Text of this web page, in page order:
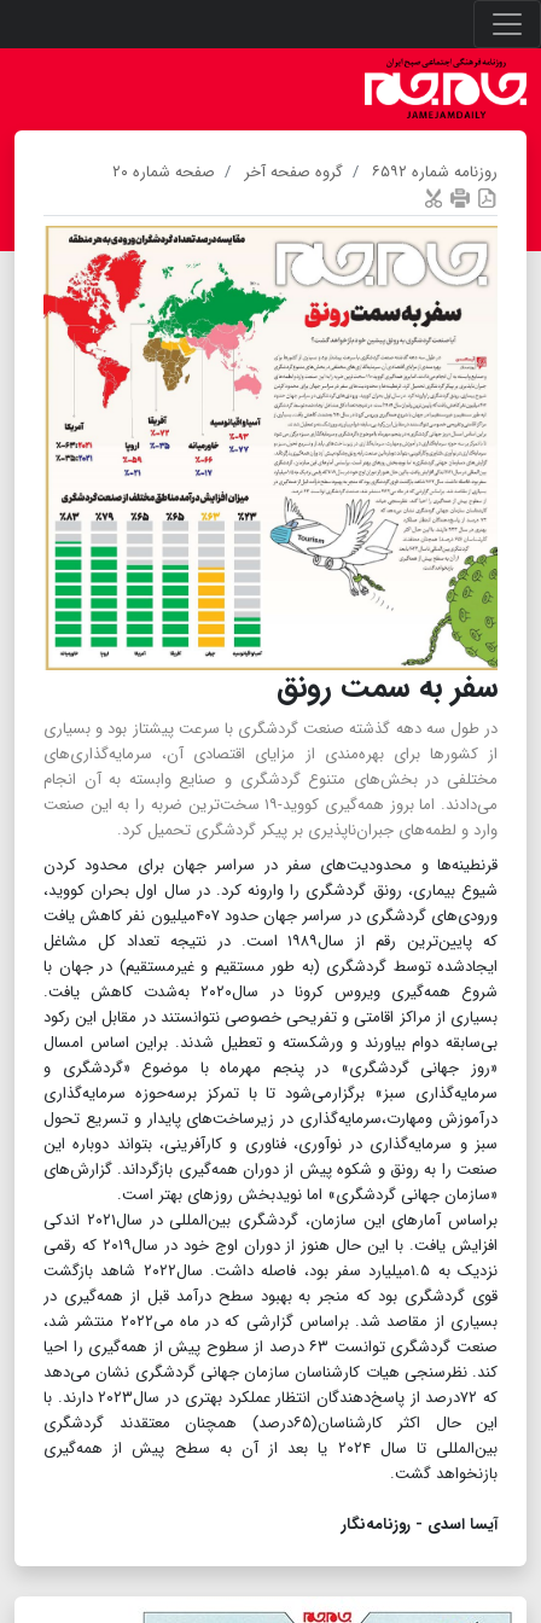
روزنامه شماره ۶۵۹۲ گروه صفحه آخر صفحه شماره ۲۰
سفر به سمت رونق
در طول سه دهه گذشته صنعت گردشگری با سرعت پیشتاز بود و بسیاری
از کشورها برای بهره‌مندی از مزایای اقتصادی آن، سرمایه‌گذاری‌های
مختلفی در بخش‌های متنوع گردشگری و صنایع وابسته به آن انجام
می‌دادند. اما بروز همه‌گیری کووید-۱۹ سخت‌ترین ضربه را به این صنعت
وارد و لطمه‌های جبران‌ناپذیری بر پیکر گردشگری تحمیل کرد.
قرنطینه‌ها و محدودیت‌های سفر در سراسر جهان برای محدود کردن
شیوع بیماری، رونق گردشگری را وارونه کرد. در سال اول بحران کووید،
ورودی‌های گردشگری در سراسر جهان حدود ۴۰۷میلیون نفر کاهش یافت
که پایین‌ترین رقم از سال۱۹۸۹ است. در نتیجه تعداد کل مشاغل
ایجادشده توسط گردشگری (به طور مستقیم و غیرمستقیم) در جهان با
شروع همه‌گیری ویروس کرونا در سال۲۰۲۰ به‌شدت کاهش یافت.
بسیاری از مراکز اقامتی و تفریحی خصوصی نتوانستند در مقابل این رکود
بی‌سابقه دوام بیاورند و ورشکسته و تعطیل شدند. براین اساس امسال
«روز جهانی گردشگری» در پنجم مهرماه با موضوع «گردشگری و
سرمایه‌گذاری سبز» برگزارمی‌شود تا با تمرکز برسه‌حوزه سرمایه‌گذاری
درآموزش ومهارت،سرمایه‌گذاری در زیرساخت‌های پایدار و تسریع تحول
سبز و سرمایه‌گذاری در نوآوری، فناوری و کارآفرینی، بتواند دوباره این
صنعت را به رونق و شکوه پیش از دوران همه‌گیری بازگرداند. گزارش‌های
«سازمان جهانی گردشگری» اما نویدبخش روزهای بهتر است.
​​​​​​​براساس آمار‌های این سازمان، گردشگری بین‌المللی در سال۲۰۲۱ اندکی
افزایش یافت. با این حال هنوز از دوران اوج خود در سال۲۰۱۹ که رقمی
نزدیک به ۱.۵میلیارد سفر بود، فاصله داشت. سال۲۰۲۲ شاهد بازگشت
قوی گردشگری بود که منجر به بهبود سطح درآمد قبل از همه‌گیری در
بسیاری از مقاصد شد. براساس گزارشی که در ماه می‌۲۰۲۲ منتشر شد،
صنعت گردشگری توانست ۶۳ درصد از سطوح پیش از همه‌گیری را احیا
کند. نظرسنجی هیات کارشناسان سازمان جهانی گردشگری نشان می‌دهد
که ۷۲درصد از پاسخ‌دهندگان انتظار عملکرد بهتری در سال۲۰۲۳ دارند. با
این حال اکثر کارشناسان(۶۵درصد) همچنان معتقدند گردشگری
بین‌المللی تا سال ۲۰۲۴ یا بعد از آن به سطح پیش از همه‌گیری
بازنخواهد گشت.
آیسا اسدی - روزنامه‌نگار